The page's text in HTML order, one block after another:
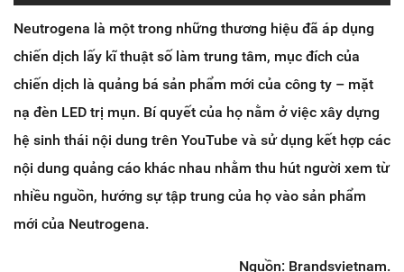
Neutrogena là một trong những thương hiệu đã áp dụng
chiến dịch lấy kĩ thuật số làm trung tâm, mục đích của
chiến dịch là quảng bá sản phẩm mới của công ty – mặt
nạ đèn LED trị mụn. Bí quyết của họ nằm ở việc xây dựng
hệ sinh thái nội dung trên YouTube và sử dụng kết hợp các
nội dung quảng cáo khác nhau nhằm thu hút người xem từ
nhiều nguồn, hướng sự tập trung của họ vào sản phẩm
mới của Neutrogena.
Nguồn: Brandsvietnam.